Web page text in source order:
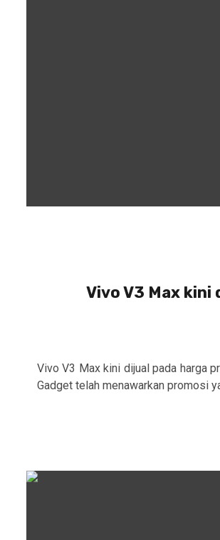
Vivo V3 Max kini
Vivo V3 Max kini dijual pada harga
Gadget telah menawarkan promosi